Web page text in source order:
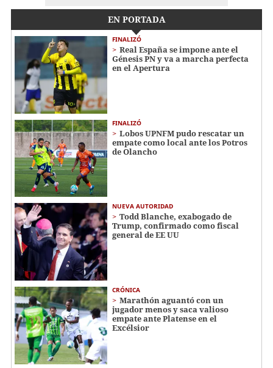
EN PORTADA
FINALIZÓ
Real España se impone ante el
Génesis PN y va a marcha perfecta
en el Apertura
FINALIZÓ
Lobos UPNFM pudo rescatar un
empate como local ante los Potros
de Olancho
NUEVA AUTORIDAD
Todd Blanche, exabogado de
Trump, confirmado como fiscal
general de EE UU
CRÓNICA
Marathón aguantó con un
jugador menos y saca valioso
empate ante Platense en el
Excélsior